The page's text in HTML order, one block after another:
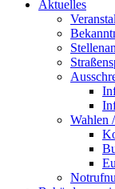
Aktuelles
Wahlen